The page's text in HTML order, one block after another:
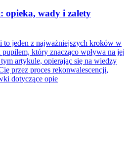
opieka, wady i zalety
to jeden z najważniejszych kroków w
który znacząco wpływa na jej
artykule, opierając się na wiedzy
przez proces rekonwalescencji,
dotyczące opie